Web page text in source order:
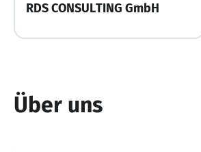
RDS CONSULTING GmbH
Über uns